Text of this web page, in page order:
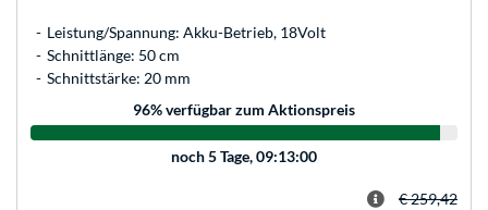
Leistung/Spannung: Akku-Betrieb, 18Volt
Schnittlänge: 50 cm
Schnittstärke: 20 mm
96% verfügbar zum Aktionspreis
noch5 Tage, 09:13:00
€ 259,42